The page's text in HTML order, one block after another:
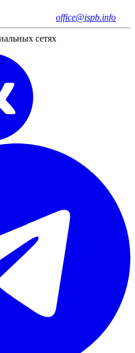
office@ispb.info
сетях